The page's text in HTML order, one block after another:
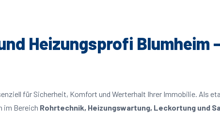
Heizungsprofi Blumheim
für Sicherheit, Komfort und Werterhalt Ihrer Immobilie. Als
im Bereich Rohrtechnik, Heizungswartung, Leckortung und